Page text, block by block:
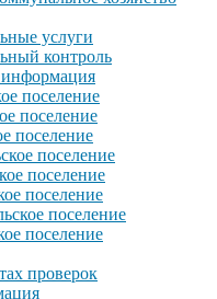
услуги
контроль
информация
поселение
поселение
поселение
поселение
поселение
поселение
поселение
поселение
проверок